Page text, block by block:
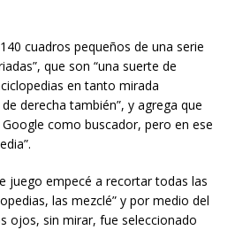
cuadros pequeños de una serie
que son “una suerte de
en tanto mirada
derecha también”, y agrega que
como buscador, pero en ese
juego empecé a recortar todas las
las mezclé” y por medio del
ojos, sin mirar, fue seleccionado